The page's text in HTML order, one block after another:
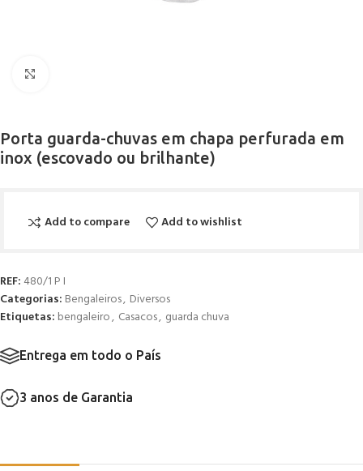
Porta guarda-chuvas em chapa perfurada em
inox (escovado ou brilhante)
Add to compare Add to wishlist
REF: 480/1 P I
Categorias: Bengaleiros, Diversos
Etiquetas: bengaleiro, Casacos, guarda chuva
Entrega em todo o País
3 anos de Garantia